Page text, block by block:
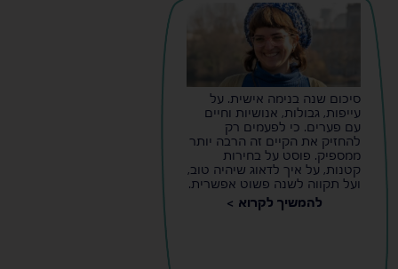
סיכום שנה בנימה אישית. על
עייפות, גבולות, אנושיות וחיים
עם פערים. כי לפעמים רק
להחזיק את הקיים זה הרבה יותר
ממספיק. פוסט על בחירות
קטנות, על איך לדאוג שיהיה טוב,
ועל תקווה לשנה פשוט אפשרית.
להמשיך לקרוא >